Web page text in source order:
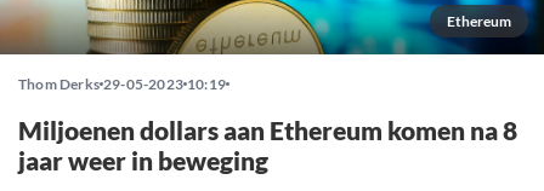
Ethereum
Thom Derks 29-05-2023 10:19
Miljoenen dollars aan Ethereum komen na 8
jaar weer in beweging